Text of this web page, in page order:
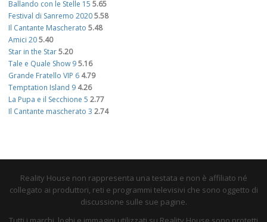
Ballando con le Stelle 15 5.65
Festival di Sanremo 20205.58
Il Cantante Mascherato 5.48
Amici 205.40
Star in the Star5.20
Tale e Quale Show 95.16
Grande Fratello VIP 6 4.79
Temptation Island 9 4.26
La Pupa e il Secchione 5 2.77
Il Cantante mascherato 3 2.74
Reality House non rappresenta una testata e non è affiliato né
collegato ai produttori, reti e programmi televisivi che sono oggetto di
discussione sulle sue pagine.